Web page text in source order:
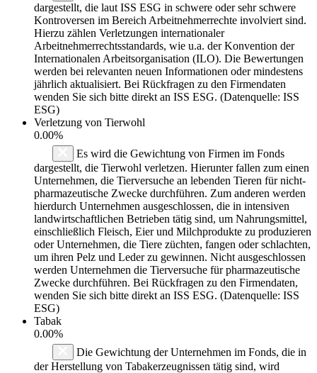
dargestellt, die laut ISS ESG in schwere oder sehr schwere
Kontroversen im Bereich Arbeitnehmerrechte involviert sind.
Hierzu zählen Verletzungen internationaler
Arbeitnehmerrechtsstandards, wie u.a. der Konvention der
Internationalen Arbeitsorganisation (ILO). Die Bewertungen
werden bei relevanten neuen Informationen oder mindestens
jährlich aktualisiert. Bei Rückfragen zu den Firmendaten
wenden Sie sich bitte direkt an ISS ESG. (Datenquelle: ISS
ESG)
Verletzung von Tierwohl
0.00%
Es wird die Gewichtung von Firmen im Fonds
dargestellt, die Tierwohl verletzen. Hierunter fallen zum einen
Unternehmen, die Tierversuche an lebenden Tieren für nicht-
pharmazeutische Zwecke durchführen. Zum anderen werden
hierdurch Unternehmen ausgeschlossen, die in intensiven
landwirtschaftlichen Betrieben tätig sind, um Nahrungsmittel,
einschließlich Fleisch, Eier und Milchprodukte zu produzieren
oder Unternehmen, die Tiere züchten, fangen oder schlachten,
um ihren Pelz und Leder zu gewinnen. Nicht ausgeschlossen
werden Unternehmen die Tierversuche für pharmazeutische
Zwecke durchführen. Bei Rückfragen zu den Firmendaten,
wenden Sie sich bitte direkt an ISS ESG. (Datenquelle: ISS
ESG)
Tabak
0.00%
Die Gewichtung der Unternehmen im Fonds, die in
der Herstellung von Tabakerzeugnissen tätig sind, wird